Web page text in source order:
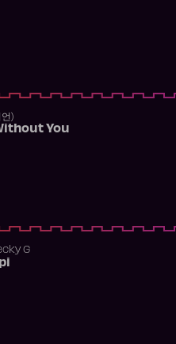
)
You
G